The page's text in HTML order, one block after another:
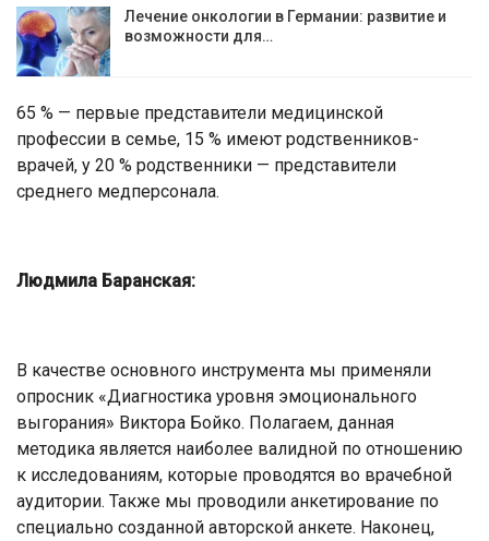
Лечение онкологии в Германии: развитие и
возможности для…
65 % — первые представители медицинской
профессии в семье, 15 % имеют родственников-
врачей, у 20 % родственники — представители
среднего медперсонала.
Людмила Баранская:
В качестве основного инструмента мы применяли
опросник «Диагностика уровня эмоционального
выгорания» Виктора Бойко. Полагаем, данная
методика является наиболее валидной по отношению
к исследованиям, которые проводятся во врачебной
аудитории. Также мы проводили анкетирование по
специально созданной авторской анкете. Наконец,